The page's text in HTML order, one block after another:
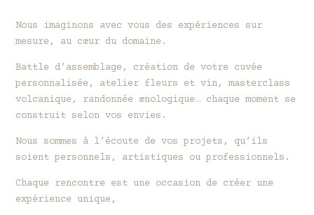
Nous imaginons avec vous des expériences sur
mesure, au cœur du domaine.
Battle d’assemblage, création de votre cuvée
personnalisée, atelier fleurs et vin, masterclass
volcanique, randonnée œnologique… chaque moment se
construit selon vos envies.
Nous sommes à l’écoute de vos projets, qu’ils
soient personnels, artistiques ou professionnels.
Chaque rencontre est une occasion de créer une
expérience unique,